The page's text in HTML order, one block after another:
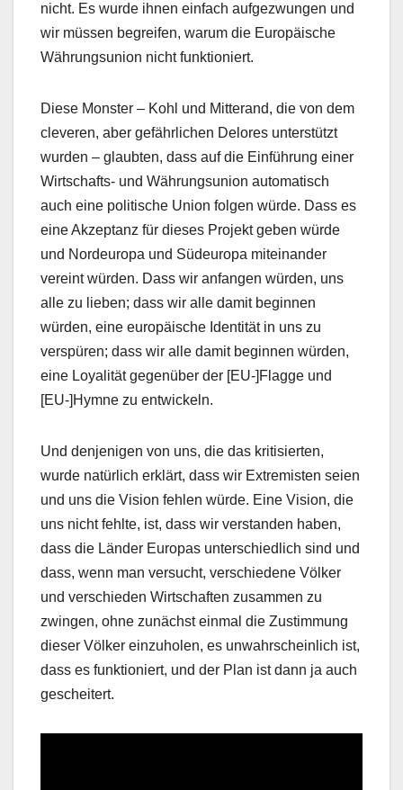
nicht. Es wurde ihnen einfach aufgezwungen und
wir müssen begreifen, warum die Europäische
Währungsunion nicht funktioniert.
Diese Monster – Kohl und Mitterand, die von dem
cleveren, aber gefährlichen Delores unterstützt
wurden – glaubten, dass auf die Einführung einer
Wirtschafts- und Währungsunion automatisch
auch eine politische Union folgen würde. Dass es
eine Akzeptanz für dieses Projekt geben würde
und Nordeuropa und Südeuropa miteinander
vereint würden. Dass wir anfangen würden, uns
alle zu lieben; dass wir alle damit beginnen
würden, eine europäische Identität in uns zu
verspüren; dass wir alle damit beginnen würden,
eine Loyalität gegenüber der [EU-]Flagge und
[EU-]Hymne zu entwickeln.
Und denjenigen von uns, die das kritisierten,
wurde natürlich erklärt, dass wir Extremisten seien
und uns die Vision fehlen würde. Eine Vision, die
uns nicht fehlte, ist, dass wir verstanden haben,
dass die Länder Europas unterschiedlich sind und
dass, wenn man versucht, verschiedene Völker
und verschieden Wirtschaften zusammen zu
zwingen, ohne zunächst einmal die Zustimmung
dieser Völker einzuholen, es unwahrscheinlich ist,
dass es funktioniert, und der Plan ist dann ja auch
gescheitert.